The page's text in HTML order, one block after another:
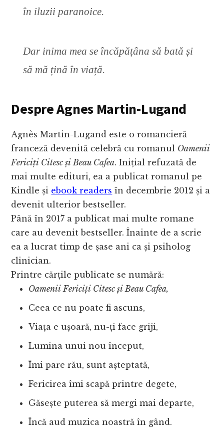
în iluzii paranoice.
Dar inima mea se încăpățâna să bată și
să mă țină în viață.
Despre Agnes Martin-Lugand
Agnès Martin-Lugand este o romancieră
franceză devenită celebră cu romanul Oamenii
Fericiți Citesc și Beau Cafea. Inițial refuzată de
mai multe edituri, ea a publicat romanul pe
Kindle și ebook readers în decembrie 2012 și a
devenit ulterior bestseller.
Până în 2017 a publicat mai multe romane
care au devenit bestseller. Înainte de a scrie
ea a lucrat timp de șase ani ca și psiholog
clinician.
Printre cărțile publicate se numără:
Oamenii Fericiți Citesc și Beau Cafea,
Ceea ce nu poate fi ascuns,
Viața e ușoară, nu-ți face griji,
Lumina unui nou început,
Îmi pare rău, sunt așteptată,
Fericirea îmi scapă printre degete,
Găsește puterea să mergi mai departe,
Încă aud muzica noastră în gând.